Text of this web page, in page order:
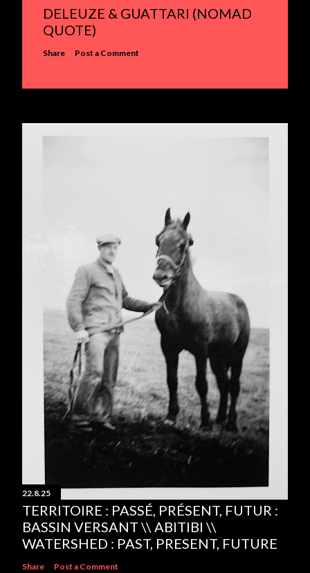
DELEUZE & GUATTARI (NOMAD
QUOTE)
Share Post a Comment
22.8.25
TERRITOIRE : PASSÉ, PRÉSENT, FUTUR :
BASSIN VERSANT \\ ABITIBI \\
WATERSHED : PAST, PRESENT, FUTURE
Share Post a Comment